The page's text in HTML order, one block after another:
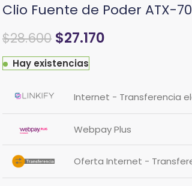
Clio Fuente de Poder ATX-
$28.600 $27.170
Hay existencias
Internet - Transferencia
Webpay Plus
Oferta Internet -